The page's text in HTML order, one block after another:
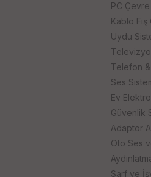
PC
Kablo Fiş
Uydu
Telefon
Ses
Ev
Güvenlik
Adaptör
Oto Ses
Sarf ve